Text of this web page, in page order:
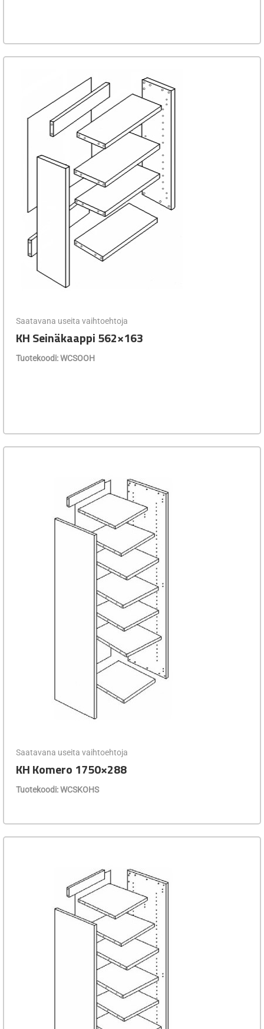
Saatavana useita vaihtoehtoja
KH Seinäkaappi 562×163
Tuotekoodi: WCSOOH
Saatavana useita vaihtoehtoja
KH Komero 1750×288
Tuotekoodi: WCSKOHS